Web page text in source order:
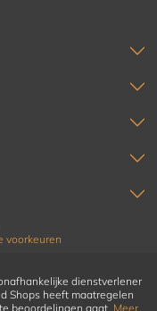
voorkeuren
dienstverlener
Shops heeft maatregelen
beoordelingen gaat. Meer